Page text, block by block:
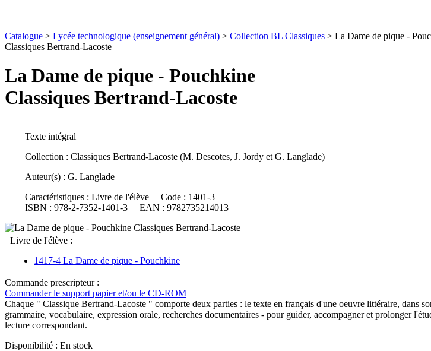
Catalogue > Lycée technologique (enseignement général) > Collection BL Classiques > La Dame de pique -
Classiques Bertrand-Lacoste
La Dame de pique - Pouchkine
Classiques Bertrand-Lacoste
Texte intégral
Collection : Classiques Bertrand-Lacoste (M. Descotes, J. Jordy et G. Langlade)
Auteur(s) : G. Langlade
Caractéristiques : Livre de l'élève Code : 1401-3
ISBN : 978-2-7352-1401-3 EAN : 9782735214013
Livre de l'élève :
1417-4 La Dame de pique - Pouchkine
Commande prescripteur :
Commander le support papier et/ou le CD-ROM
Chaque " Classique Bertrand-Lacoste " comporte deux parties : le texte en français d'une oeuvre littéraire, dans
grammaire, vocabulaire, expression orale, recherches documentaires - pour guider, accompagner et prolonger
lecture correspondant.
Disponibilité : En stock